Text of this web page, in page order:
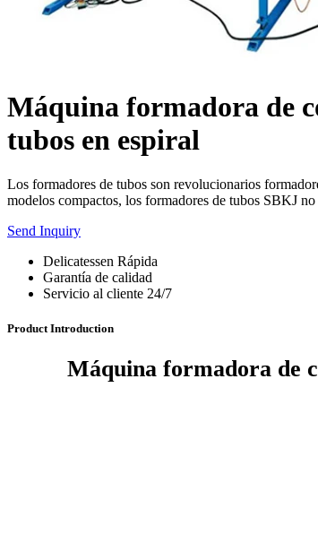
Máquina formadora de
tubos en espiral
Los formadores de tubos son revolucionarios
modelos compactos, los formadores de tubos SBKJ
Send Inquiry
Delicatessen Rápida
Garantía de calidad
Servicio al cliente 24/7
Product Introduction
Máquina formadora de